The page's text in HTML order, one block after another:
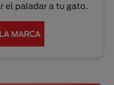
el paladar a tu gato.
MARCA